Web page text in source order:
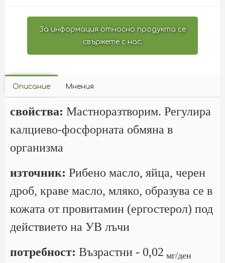
За информация относно продукта се
свържете с нас.
Описание Мнения
свойства: Мастноразтворим. Регулира
калциево-фосфорната обмяна в
организма
източник: Рибено масло, яйца, черен
дроб, краве масло, мляко, образува се в
кожата от провитамин (ергостерол) под
действието на УВ лъчи
потребност: Възрастни - 0,02 мг/ден